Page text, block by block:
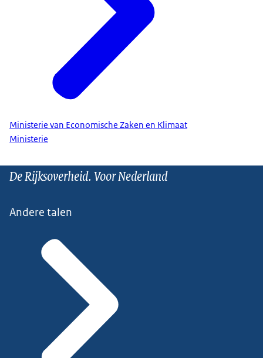
Ministerie van Economische Zaken en Klimaat
Ministerie
De Rijksoverheid. Voor Nederland
Andere talen